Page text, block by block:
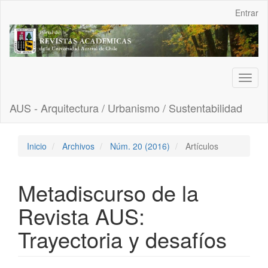
Contenido
principal
Barra
Entrar
AUS - Arquitectura / Urbanismo / Sustentabilidad
Inicio Archivos Núm. 20 (2016) Artículos
Metadiscurso de la
Revista AUS:
Trayectoria y desafíos